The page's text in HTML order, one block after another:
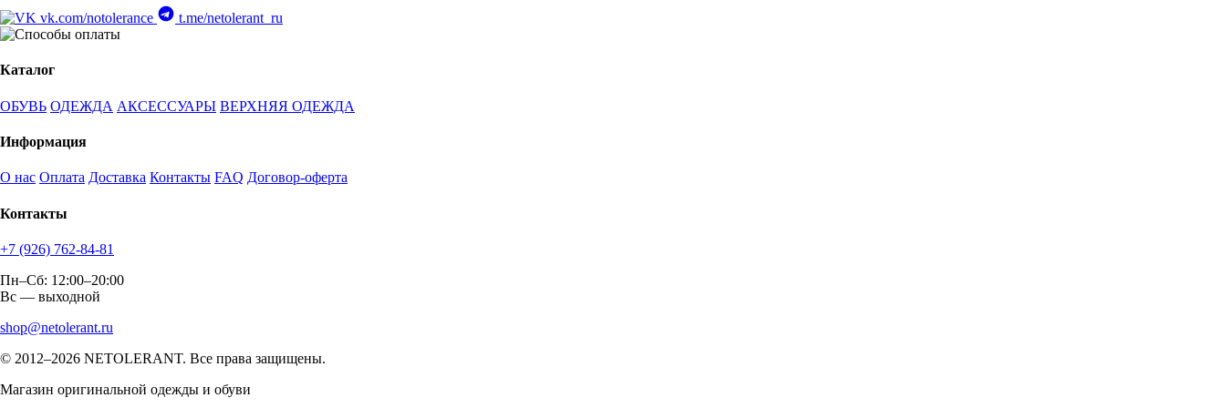
vk.com/notolerance t.me/netolerant_ru
Каталог
ОБУВЬ ОДЕЖДА АКСЕССУАРЫ ВЕРХНЯЯ ОДЕЖДА
Информация
О нас Оплата Доставка Контакты FAQ Договор-оферта
Контакты
+7 (926) 762-84-81
Пн–Сб: 12:00–20:00
Вс — выходной
shop@netolerant.ru
© 2012–2026 NETOLERANT. Все права защищены.
Магазин оригинальной одежды и обуви